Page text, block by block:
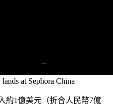
at Sephora China
約1億美元（折合人民幣7億